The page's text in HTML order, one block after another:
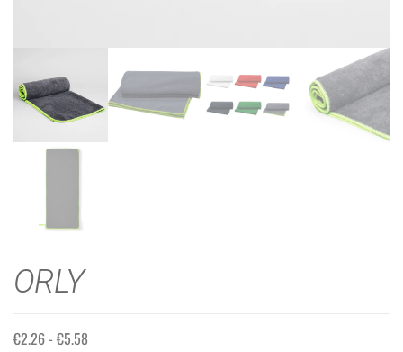
ORLY
€2.26-€5.58